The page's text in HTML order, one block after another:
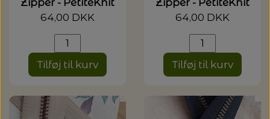
Zipper - PetiteKnit
64,00 DKK
Tilføj til kurv
Zipper - PetiteKnit
64,00 DKK
Tilføj til kurv